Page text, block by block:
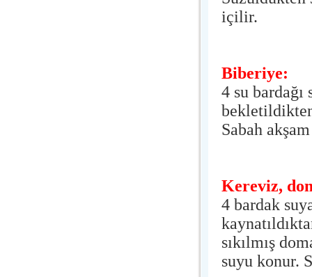
içilir.
Biberiye:
4 su
Sabah
Kereviz,
4 bardak
sıkılmış
suyu konur.